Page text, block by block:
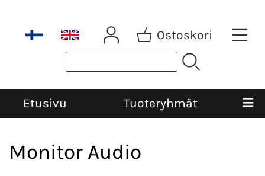
Ostoskori
Etusivu Tuoteryhmät
Monitor Audio